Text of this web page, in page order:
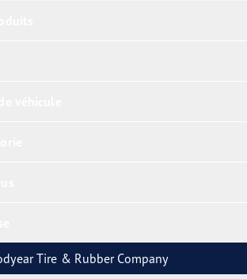
Tire & Rubber Company